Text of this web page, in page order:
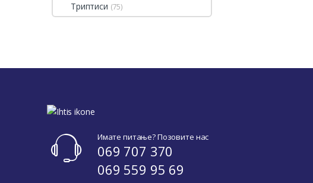
Триптиси (75)
Имате питање? Позовите нас
069 707 370
069 559 95 69